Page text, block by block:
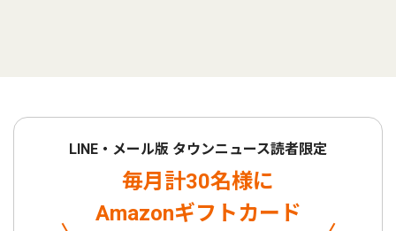
LINE・メール版 タウンニュース読者限定
毎月計30名様に
Amazonギフトカード